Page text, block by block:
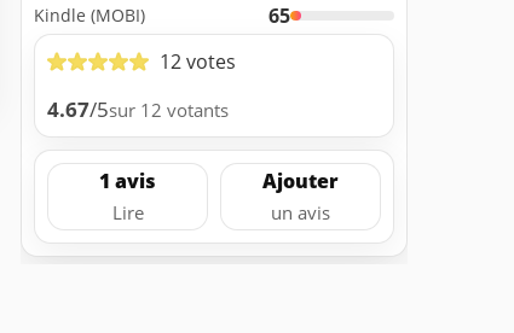
Kindle (MOBI)
65
12 votes
4.67/5sur 12 votants
1 avis
Lire
Ajouter
un avis